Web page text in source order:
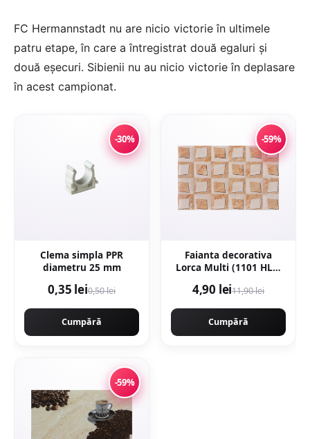
FC Hermannstadt nu are nicio victorie în ultimele
patru etape, în care a întregistrat două egaluri şi
două eşecuri. Sibienii nu au nicio victorie în deplasare
în acest campionat.
-30%
Clema simpla PPR
diametru 25 mm
0,35 lei0,50 lei
Cumpără
-59%
Faianta decorativa
Lorca Multi (1101 HL1)
4,90 lei11,90 lei
Cumpără
-59%